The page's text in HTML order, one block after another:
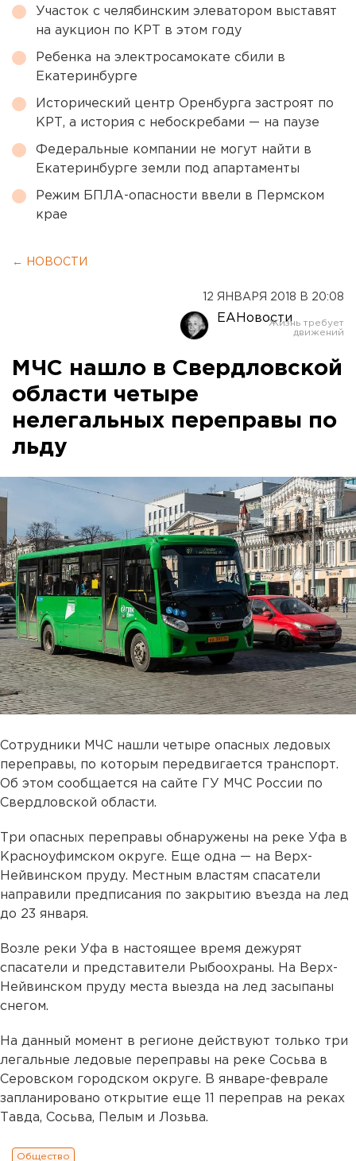
Участок с челябинским элеватором выставят
на аукцион по КРТ в этом году
Ребенка на электросамокате сбили в
Екатеринбурге
Исторический центр Оренбурга застроят по
КРТ, а история с небоскребами — на паузе
Федеральные компании не могут найти в
Екатеринбурге земли под апартаменты
Режим БПЛА-опасности ввели в Пермском
крае
← НОВОСТИ
12 ЯНВАРЯ 2018 В 20:08
ЕАНовости
МЧС нашло в Свердловской
области четыре
нелегальных переправы по
льду
Сотрудники МЧС нашли четыре опасных ледовых
переправы, по которым передвигается транспорт.
Об этом сообщается на сайте ГУ МЧС России по
Свердловской области.
Три опасных переправы обнаружены на реке Уфа в
Красноуфимском округе. Еще одна — на Верх-
Нейвинском пруду. Местным властям спасатели
направили предписания по закрытию въезда на лед
до 23 января.
Возле реки Уфа в настоящее время дежурят
спасатели и представители Рыбоохраны. На Верх-
Нейвинском пруду места выезда на лед засыпаны
снегом.
На данный момент в регионе действуют только три
легальные ледовые переправы на реке Сосьва в
Серовском городском округе. В январе-феврале
запланировано открытие еще 11 переправ на реках
Тавда, Сосьва, Пелым и Лозьва.
Общество